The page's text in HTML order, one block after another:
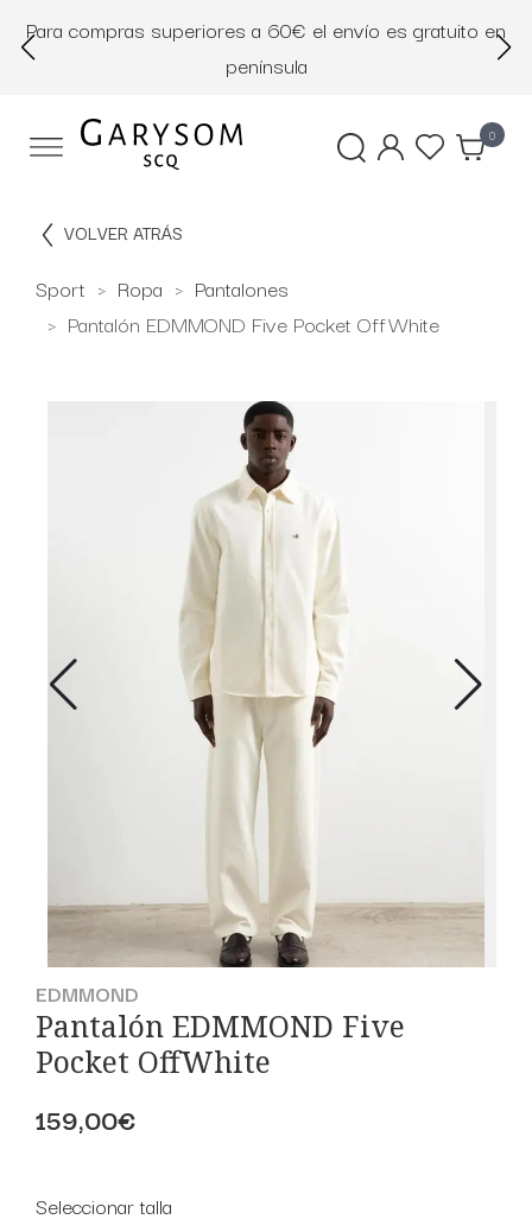
Para compras superiores a 60€ el envío es gratuito en
península
0
VOLVER ATRÁS
Sport Ropa
Pantalones
Pantalón EDMMOND Five Pocket OffWhite
EDMMOND
Pantalón EDMMOND Five
Pocket OffWhite
159,00€
Seleccionar talla